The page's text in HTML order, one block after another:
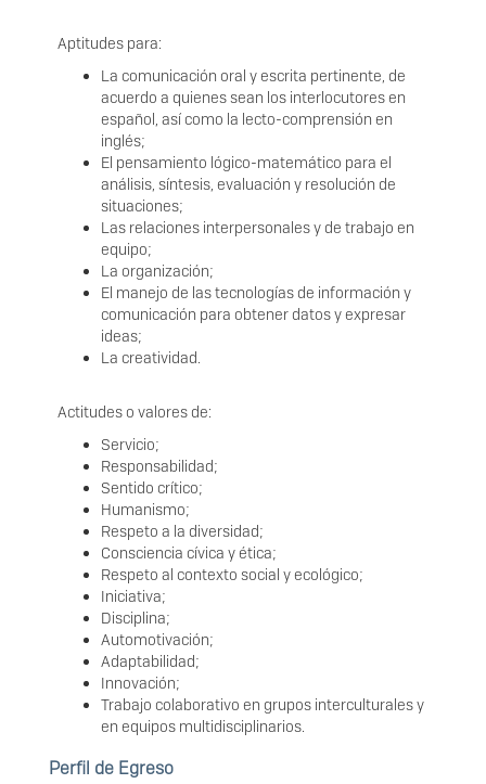
Aptitudes para:
La comunicación oral y escrita pertinente, de
acuerdo a quienes sean los interlocutores en
español, así como la lecto-comprensión en
inglés;
El pensamiento lógico-matemático para el
análisis, síntesis, evaluación y resolución de
situaciones;
Las relaciones interpersonales y de trabajo en
equipo;
La organización;
El manejo de las tecnologías de información y
comunicación para obtener datos y expresar
ideas;
La creatividad.
Actitudes o valores de:
Servicio;
Responsabilidad;
Sentido crítico;
Humanismo;
Respeto a la diversidad;
Consciencia cívica y ética;
Respeto al contexto social y ecológico;
Iniciativa;
Disciplina;
Automotivación;
Adaptabilidad;
Innovación;
Trabajo colaborativo en grupos interculturales y
en equipos multidisciplinarios.
Perfil de Egreso